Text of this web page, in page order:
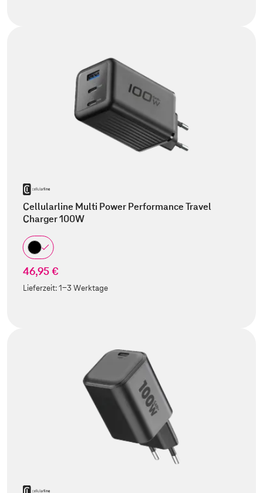
Cellularline Multi Power Performance Travel
Charger 100W
46,95 €
Lieferzeit:1-3 Werktage